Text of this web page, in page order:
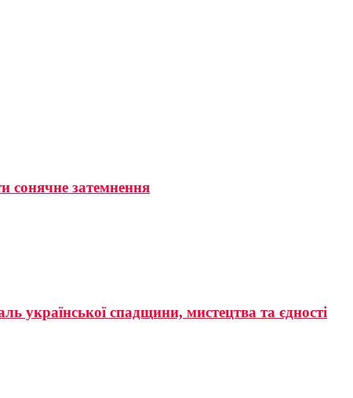
сонячне затемнення
української спадщини, мистецтва та єдності